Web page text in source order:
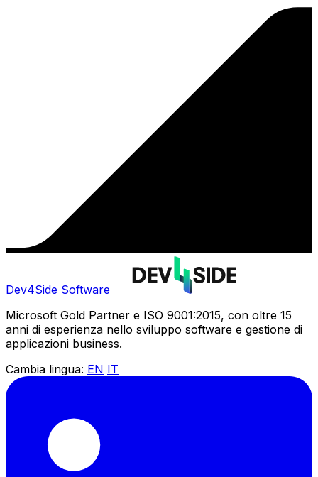
Dev4Side Software
Microsoft Gold Partner e ISO 9001:2015, con oltre 15
anni di esperienza nello sviluppo software e gestione di
applicazioni business.
Cambia lingua: EN IT